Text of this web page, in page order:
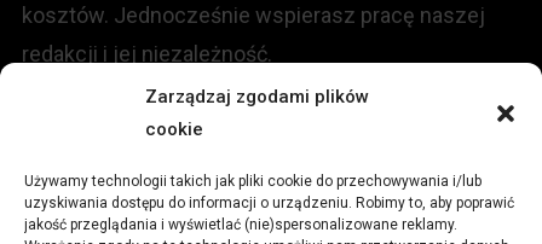
Zarządzaj zgodami plików
cookie
Używamy technologii takich jak pliki cookie do przechowywania i/lub
uzyskiwania dostępu do informacji o urządzeniu. Robimy to, aby poprawić
jakość przeglądania i wyświetlać (nie)spersonalizowane reklamy.
kosztów. Jednocześnie wspierasz pracę naszej
redakcji i jej niezależność.
Redakcja portalu: